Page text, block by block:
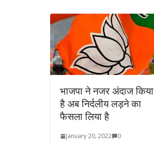
भाजपा ने नजर अंदाज किया
है अब निर्दलीय लड़ने का
फैसला लिया है
January 20, 2022 0